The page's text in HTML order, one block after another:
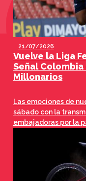
21/07/2026
Vuelve la Liga
Señal
Millonarios
Las emociones de
sábado con la
embajadoras por la